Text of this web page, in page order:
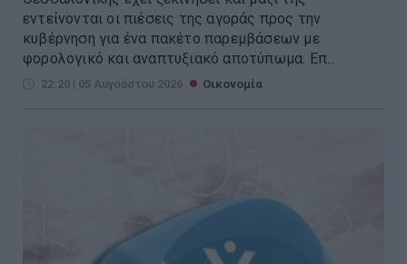
εντείνονται οι πιέσεις της αγοράς προς την
κυβέρνηση για ένα πακέτο παρεμβάσεων με
φορολογικό και αναπτυξιακό αποτύπωμα. Επ...
22:20 | 05 Αυγούστου 2026 Οικονομία